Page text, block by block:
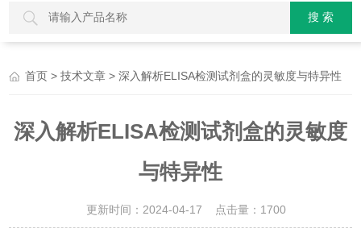
首页 >技术文章 > 深入解析ELISA检测试剂盒的灵敏度与特异性
深入解析ELISA检测试剂盒的灵敏度
与特异性
更新时间：2024-04-17 点击量： 1700